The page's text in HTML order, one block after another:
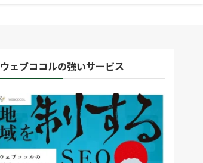
ウェブココルの強いサービス